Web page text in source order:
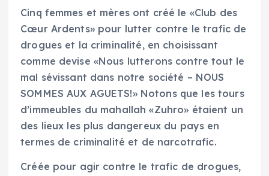
Cinq femmes et mères ont créé le «Club des
Cœur Ardents» pour lutter contre le trafic de
drogues et la criminalité, en choisissant
comme devise «Nous lutterons contre tout le
mal sévissant dans notre société – NOUS
SOMMES AUX AGUETS!» Notons que les tours
d’immeubles du mahallah «Zuhro» étaient un
des lieux les plus dangereux du pays en
termes de criminalité et de narcotrafic.
Créée pour agir contre le trafic de drogues,